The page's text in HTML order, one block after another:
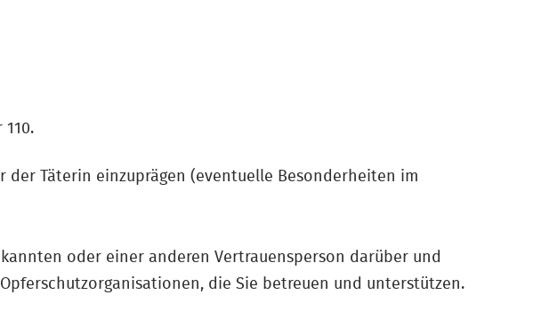
der Täterin einzuprägen (eventuelle Besonderheiten im
oder einer anderen Vertrauensperson darüber und
die Sie betreuen und unterstützen.